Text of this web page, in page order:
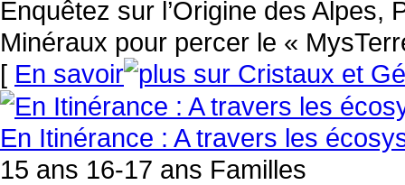
Enquêtez sur l’Origine des
Minéraux pour percer le «
[ En savoir
En Itinérance : A travers les
15 ans 16-17 ans Familles